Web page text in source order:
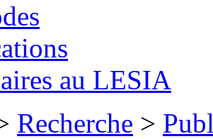
au LESIA
Recherche >